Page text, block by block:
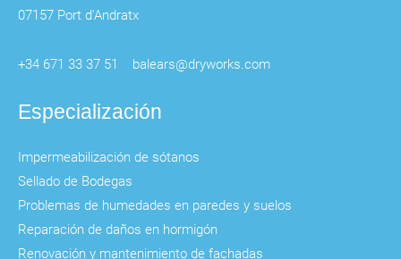
07157 Port d'Andratx
+34 671 33 37 51 balears@dryworks.com
Especialización
Impermeabilización de sótanos
Sellado de Bodegas
Problemas de humedades en paredes y suelos
Reparación de daños en hormigón
Renovación y mantenimiento de fachadas